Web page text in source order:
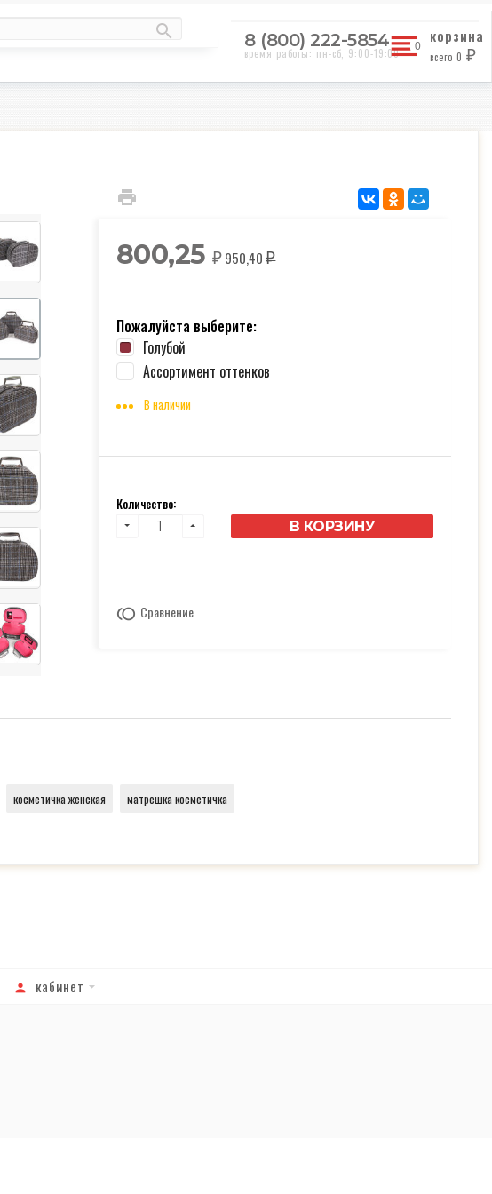
8 (800) 222-5854
время работы: пн-сб, 9:00-19:00
корзина
всего 0 ₽
800,25₽ 950,40₽
Пожалуйста выберите:
Голубой
Ассортимент оттенков
В наличии
Количество:
В КОРЗИНУ
Сравнение
косметичка женская матрешка косметичка
кабинет